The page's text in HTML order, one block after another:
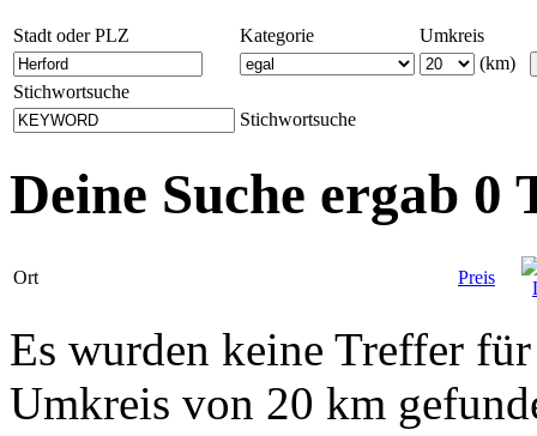
Stadt oder PLZ Kategorie
Umkreis
(km)
Stichwortsuche
Stichwortsuche
Deine Suche ergab 0
Ort Preis
Es wurden keine Treffer
Umkreis von 20 km